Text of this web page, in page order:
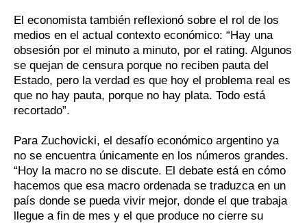
El economista también reflexionó sobre el rol de los
medios en el actual contexto económico: “Hay una
obsesión por el minuto a minuto, por el rating. Algunos
se quejan de censura porque no reciben pauta del
Estado, pero la verdad es que hoy el problema real es
que no hay pauta, porque no hay plata. Todo está
recortado”.
Para Zuchovicki, el desafío económico argentino ya
no se encuentra únicamente en los números grandes.
“Hoy la macro no se discute. El debate está en cómo
hacemos que esa macro ordenada se traduzca en un
país donde se pueda vivir mejor, donde el que trabaja
llegue a fin de mes y el que produce no cierre su